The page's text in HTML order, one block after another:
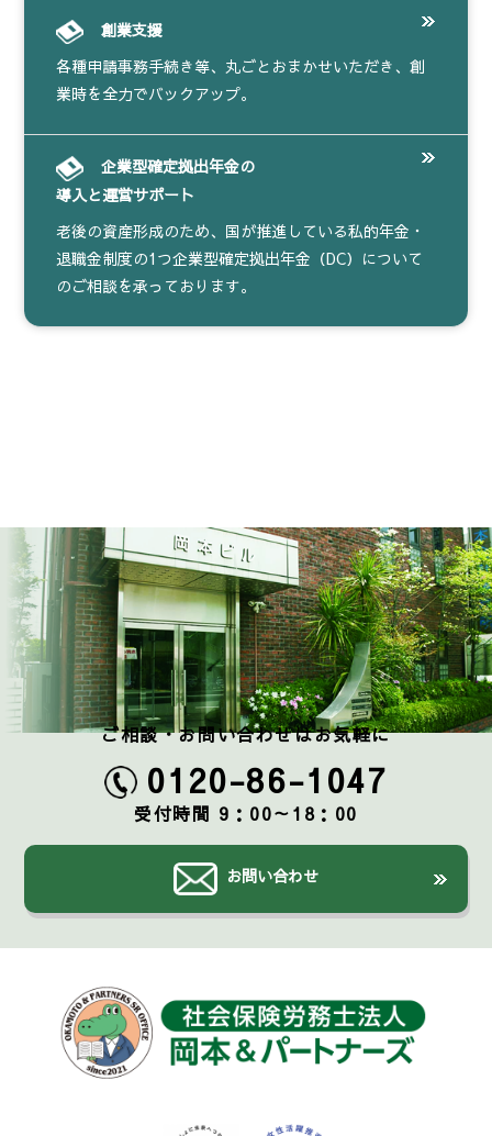
創業支援
各種申請事務手続き等、丸ごとおまかせいただき、創
業時を全力でバックアップ。
企業型確定拠出年金の
導入と運営サポート
老後の資産形成のため、国が推進している私的年金・
退職金制度の1つ企業型確定拠出年金（DC）について
のご相談を承っております。
ご相談・お問い合わせはお気軽に
0120-86-1047
受付時間 9：00～18：00
お問い合わせ